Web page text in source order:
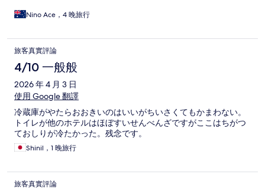
Nino Ace，4 晚旅行
旅客真實評論
4/10 一般般
2026 年 4 月 3 日
使用 Google 翻譯
冷蔵庫がやたらおおきいのはいいがちいさくてもかまわない。
トイレが他のホテルはほぼすいせんべんざですがここはちがつ
ておしりが冷たかった。残念です。
Shinil，1 晚旅行
旅客真實評論